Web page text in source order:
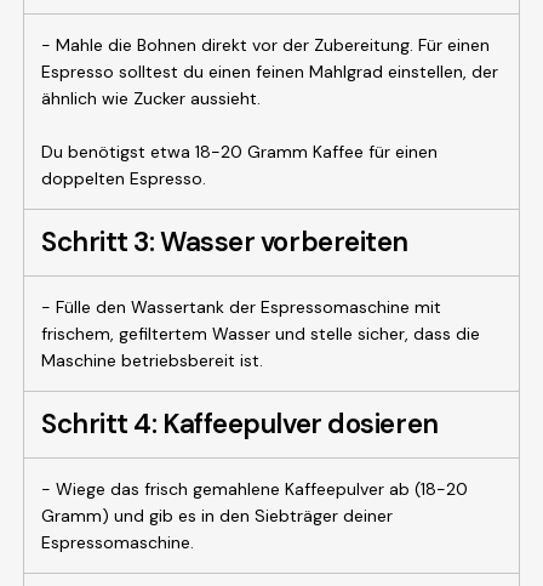
- Mahle die Bohnen direkt vor der Zubereitung. Für einen
Espresso solltest du einen feinen Mahlgrad einstellen, der
ähnlich wie Zucker aussieht.
Du benötigst etwa 18-20 Gramm Kaffee für einen
doppelten Espresso.
Schritt 3: Wasser vorbereiten
- Fülle den Wassertank der Espressomaschine mit
frischem, gefiltertem Wasser und stelle sicher, dass die
Maschine betriebsbereit ist.
Schritt 4: Kaffeepulver dosieren
- Wiege das frisch gemahlene Kaffeepulver ab (18-20
Gramm) und gib es in den Siebträger deiner
Espressomaschine.